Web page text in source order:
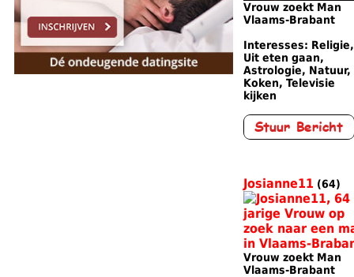
Vrouw zoekt Man
Vlaams-Brabant
Interesses: Religie,
Uit eten gaan,
Astrologie, Natuur,
Koken, Televisie
kijken
Josianne11 (64)
Vrouw zoekt Man
Vlaams-Brabant